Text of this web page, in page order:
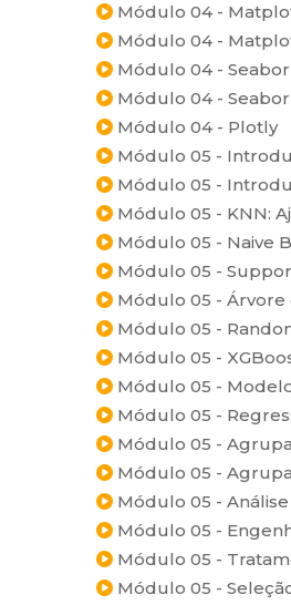
Módulo 04 -
Módulo 04 -
Módulo 04 -
Módulo 04 -
Módulo 04 - Plotly
Módulo 05 -
Módulo 05 -
Módulo 05 - KNN:
Módulo 05 - Naive
Módulo 05 -
Módulo 05 - Árvore
Módulo 05 -
Módulo 05 -
Módulo 05 -
Módulo 05 -
Módulo 05 -
Módulo 05 -
Módulo 05 -
Módulo 05 -
Módulo 05 -
Módulo 05 -